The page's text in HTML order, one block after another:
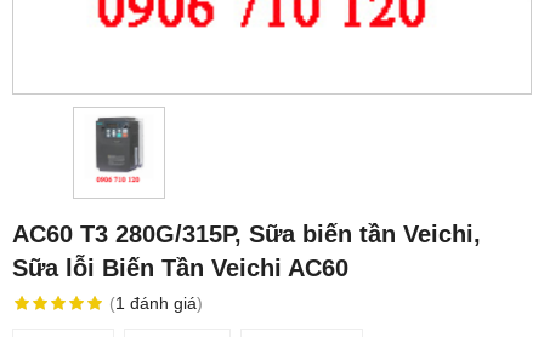
AC60 T3 280G/315P, Sữa biến tần Veichi,
Sữa lỗi Biến Tần Veichi AC60
(1 đánh giá)